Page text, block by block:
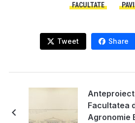
FACULTATE
Tweet Share
Facultatea
Agronomie